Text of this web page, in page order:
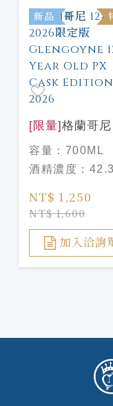
新品
[限量] 格蘭哥尼
年PX 2026限定
Glengoyne 12
Year Old PX
Edition 2026
容量： 700ML
酒精濃度：
NT$ 1,250
NT$ 1,600
加入洽詢